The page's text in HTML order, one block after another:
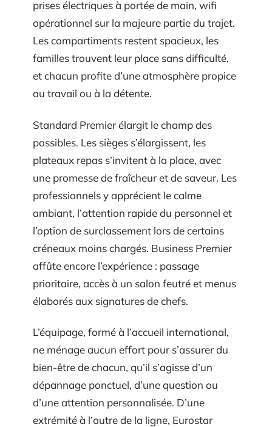
prises électriques à portée de main, wifi
opérationnel sur la majeure partie du trajet.
Les compartiments restent spacieux, les
familles trouvent leur place sans difficulté,
et chacun profite d’une atmosphère propice
au travail ou à la détente.
Standard Premier élargit le champ des
possibles. Les sièges s’élargissent, les
plateaux repas s’invitent à la place, avec
une promesse de fraîcheur et de saveur. Les
professionnels y apprécient le calme
ambiant, l’attention rapide du personnel et
l’option de surclassement lors de certains
créneaux moins chargés. Business Premier
affûte encore l’expérience : passage
prioritaire, accès à un salon feutré et menus
élaborés aux signatures de chefs.
L’équipage, formé à l’accueil international,
ne ménage aucun effort pour s’assurer du
bien-être de chacun, qu’il s’agisse d’un
dépannage ponctuel, d’une question ou
d’une attention personnalisée. D’une
extrémité à l’autre de la ligne, Eurostar